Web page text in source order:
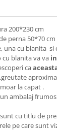
200*230 cm
50*70 cm
una cu blanita
cu blanita va va
ca
la capat .
ambalaj
cu titlu de
pe care sunt